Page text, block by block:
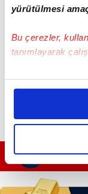
yürütülmesi
Bu çerezler,
tanımlayarak
Bu çerezlere izin
daha iyi reklam
amacımızın
olduğunu ve
elimizden gelen
reklamların
kalemimiz
GÜNÜN